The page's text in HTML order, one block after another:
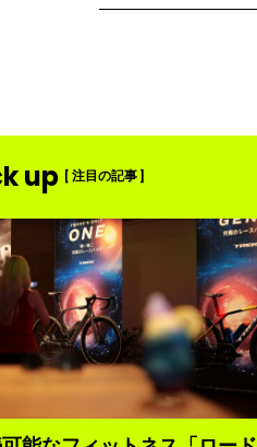
up [ 注目の記事 ]